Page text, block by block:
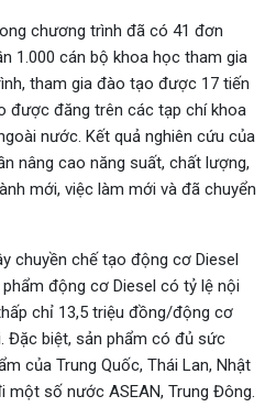
chương trình đã có 41 đơn
1.000 cán bộ khoa học tham gia
tham gia đào tạo được 17 tiến
được đăng trên các tạp chí khoa
nước. Kết quả nghiên cứu của
nâng cao năng suất, chất lượng,
mới, việc làm mới và đã chuyển
chế tạo động cơ Diesel
động cơ Diesel có tỷ lệ nội
chỉ 13,5 triệu đồng/động cơ
Đặc biệt, sản phẩm có đủ sức
của Trung Quốc, Thái Lan, Nhật
một số nước ASEAN, Trung Đông.